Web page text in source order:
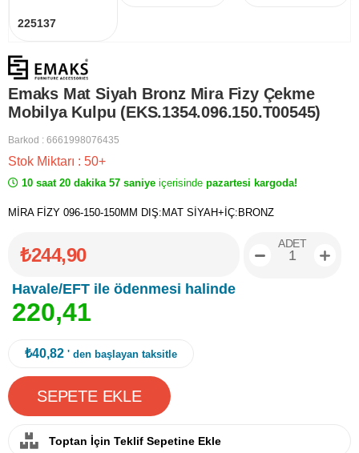
225137
Emaks Mat Siyah Bronz Mira Fizy Çekme
Mobilya Kulpu (EKS.1354.096.150.T00545)
Barkod : 6661998076435
Stok Miktarı : 50+
10 saat 20 dakika 57 saniye içerisinde pazartesi kargoda!
MİRA FİZY 096-150-150MM DIŞ:MAT SİYAH+İÇ:BRONZ
₺244,90
Havale/EFT ile ödenmesi halinde
220,41
ADET
₺40,82 ' den başlayan taksitle
Toptan İçin Teklif Sepetine Ekle